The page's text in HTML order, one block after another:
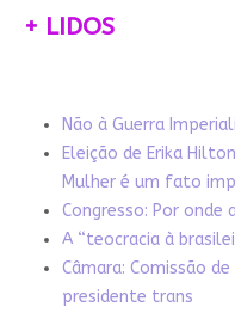
+ LIDOS
Não à Guerra
Eleição de Erika
Mulher é um fato
Congresso: Por onde
A “teocracia à
Câmara: Comissão
presidente trans